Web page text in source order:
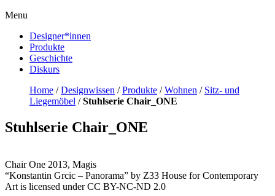
Menu
Designer*innen
Produkte
Geschichte
Diskurs
Home /Designwissen /Produkte /Wohnen / Sitz- und
Liegemöbel /Stuhlserie Chair_ONE
Stuhlserie Chair_ONE
Chair One 2013, Magis
“Konstantin Grcic – Panorama” by Z33 House for Contemporary
Art is licensed under CC BY-NC-ND 2.0